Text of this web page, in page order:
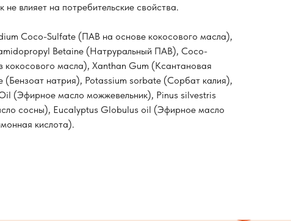
не влияет на потребительские свойства.
Coco-Sulfate (ПАВ на основе кокосового масла),
Betaine (Натруральный ПАВ), Coco-
масла), Xanthan Gum (Ксантановая
(Бензоат натрия), Potassium sorbate (Сорбат калия),
(Эфирное масло можжевельник), Pinus silvestris
сосны), Eucalyptus Globulus oil (Эфирное масло
кислота).